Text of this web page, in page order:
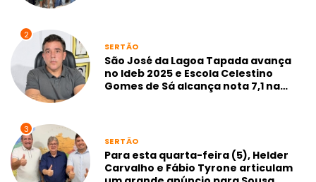
2
SERTÃO
São José da Lagoa Tapada avança
no Ideb 2025 e Escola Celestino
Gomes de Sá alcança nota 7,1 na
3
SERTÃO
Para esta quarta-feira (5), Helder
Carvalho e Fábio Tyrone articulam